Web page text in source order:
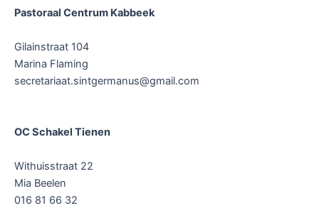
Pastoraal Centrum Kabbeek
Gilainstraat 104
Marina Flaming
secretariaat.sintgermanus@gmail.com
OC Schakel Tienen
Withuisstraat 22
Mia Beelen
016 81 66 32